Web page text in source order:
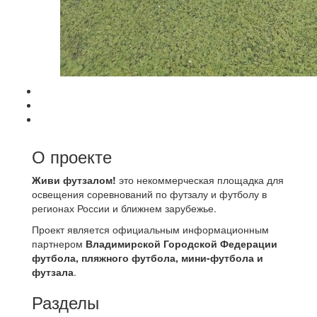
О проекте
Живи футзалом! это некоммерческая площадка для
освещения соревнований по футзалу и футболу в
регионах России и ближнем зарубежье.
Проект является официальным информационным
партнером Владимирской Городской Федерации
футбола, пляжного футбола, мини-футбола и
футзала.
Разделы